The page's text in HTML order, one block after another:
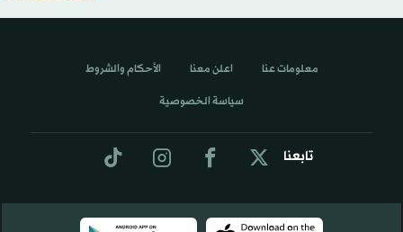
تابعنا
معلومات عنا اعلن معنا الأحكام والشروط
سياسة الخصوصية